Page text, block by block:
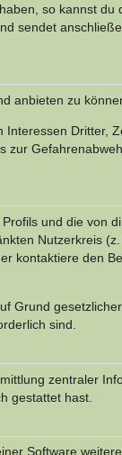
so kannst du
sendet
anbieten zu
Dritter,
zur
und die von
Nutzerkreis
kontaktiere den
Grund
sind.
zentraler
gestattet hast.
Software